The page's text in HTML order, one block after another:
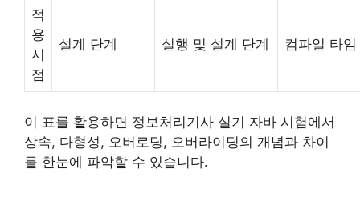
적
용
시
점
설계 단계 실행 및 설계 단계 컴파일 타임
이 표를 활용하면 정보처리기사 실기 자바 시험에서
상속, 다형성, 오버로딩, 오버라이딩의 개념과 차이
를 한눈에 파악할 수 있습니다.